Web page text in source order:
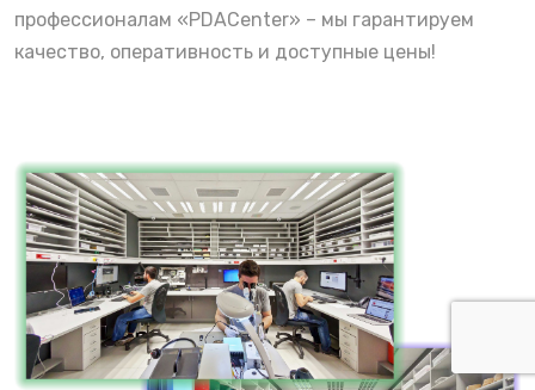
профессионалам «PDACenter» – мы гарантируем
качество, оперативность и доступные цены!